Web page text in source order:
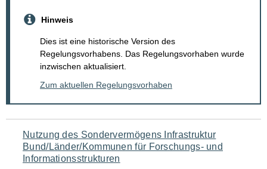
Hinweis
Dies ist eine historische Version des
Regelungsvorhabens. Das Regelungsvorhaben wurde
inzwischen aktualisiert.
Zum aktuellen Regelungsvorhaben
Navigation
für
Nutzung des Sondervermögens Infrastruktur
Bund/Länder/Kommunen für Forschungs- und
Informationsstrukturen